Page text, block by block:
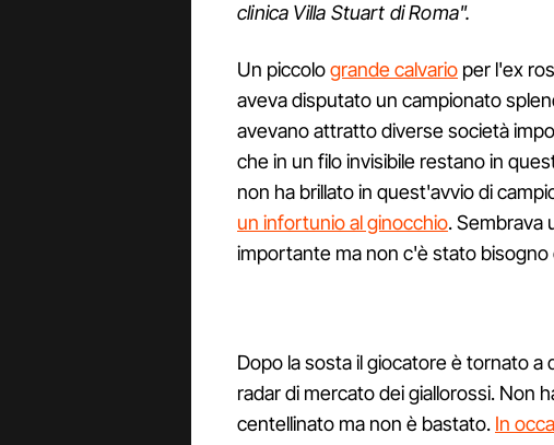
clinica Villa Stuart di Roma".
Un piccologrande calvario per l'ex
aveva disputato un campionato
avevano attratto diverse società
che in un filo invisibile restano in
non ha brillato in quest'avvio di
un infortunio al ginocchio. Sembrava
importante ma non c'è stato bisogno
Dopo la sosta il giocatore è tornato
radar di mercato dei giallorossi. Non
centellinato ma non è bastato. In